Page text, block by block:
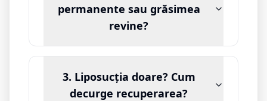
permanente sau grăsimea
revine?
3. Liposucția doare? Cum
decurge recuperarea?